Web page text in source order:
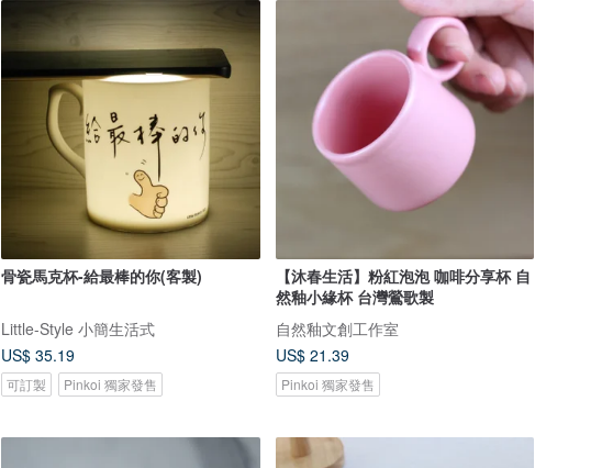
骨瓷馬克杯-給最棒的你(客製)
Little-Style 小簡生活式
US$ 35.19
可訂製 Pinkoi 獨家發售
【沐春生活】粉紅泡泡 咖啡分享杯 自
然釉小緣杯 台灣鶯歌製
自然釉文創工作室
US$ 21.39
Pinkoi 獨家發售